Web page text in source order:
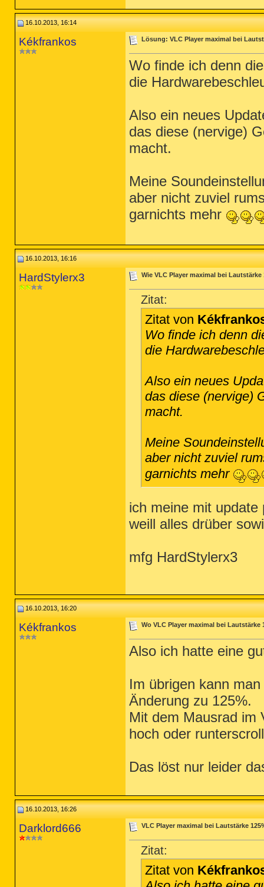
16.10.2013, 16:14
Kékfrankos Lösung: VLC Player maximal bei
Wo finde ich denn
die
Also ein neues
das diese (nervige)
macht.
Meine
aber nicht zuviel
garnichts mehr
16.10.2013, 16:16
HardStylerx3 Wie VLC Player maximal bei Lautstärke
Zitat:
Zitat von
Wo finde ich denn
die
Also ein neues
das diese (nervige)
macht.
Meine
aber nicht zuviel
garnichts mehr
ich meine mit
weill alles drüber
mfg HardStylerx3
16.10.2013, 16:20
Kékfrankos Wo VLC Player maximal bei Lautstärke
Also ich hatte eine
Im übrigen kann
Änderung zu 125%.
Mit dem Mausrad im
hoch oder
Das löst nur leider
16.10.2013, 16:26
Darklord666 VLC Player maximal bei Lautstärke
Zitat:
Zitat von